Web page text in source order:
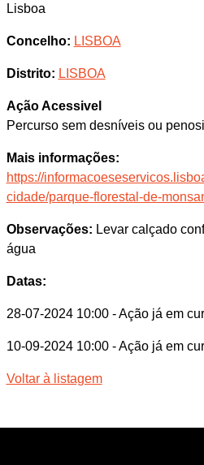
Lisboa
Concelho: LISBOA
Distrito: LISBOA
Ação Acessivel
Percurso sem desníveis ou
Mais informações:
https://
cidade/parque-florestal-de-
Observações: Levar calçado
água
Datas:
28-07-2024 10:00 - Ação já em
10-09-2024 10:00 - Ação já em
Voltar à listagem